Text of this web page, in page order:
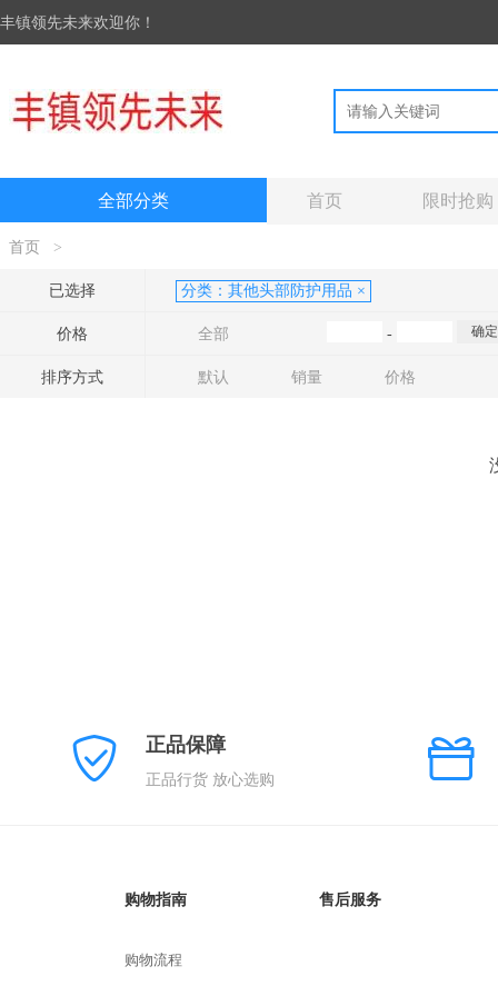
丰镇领先未来欢迎你！
全部分类 首页 限时抢购
首页 >
已选择 分类： 其他头部防护用品 ×
价格 全部 -
排序方式 默认 销量 价格
正品保障
正品行货 放心选购
购物指南
购物流程
售后服务